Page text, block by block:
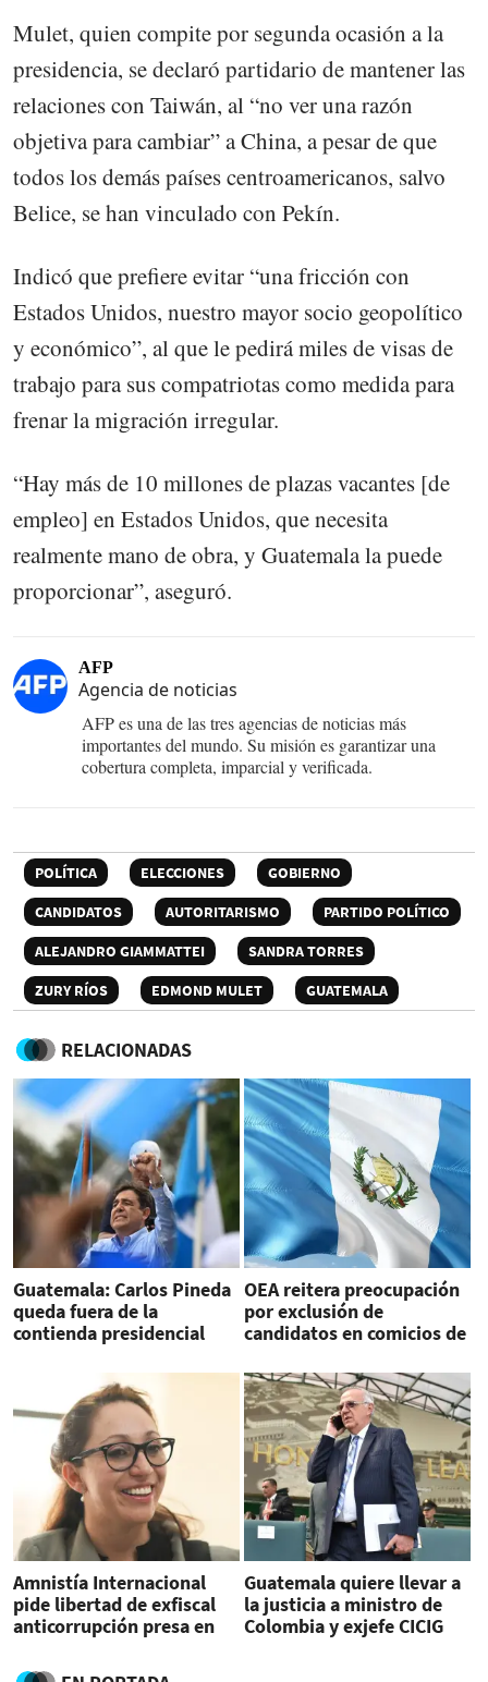
Mulet, quien compite por segunda ocasión a la
presidencia, se declaró partidario de mantener las
relaciones con Taiwán, al “no ver una razón
objetiva para cambiar” a China, a pesar de que
todos los demás países centroamericanos, salvo
Belice, se han vinculado con Pekín.
Indicó que prefiere evitar “una fricción con
Estados Unidos, nuestro mayor socio geopolítico
y económico”, al que le pedirá miles de visas de
trabajo para sus compatriotas como medida para
frenar la migración irregular.
“Hay más de 10 millones de plazas vacantes [de
empleo] en Estados Unidos, que necesita
realmente mano de obra, y Guatemala la puede
proporcionar”, aseguró.
AFP
Agencia de noticias
AFP es una de las tres agencias de noticias más
importantes del mundo. Su misión es garantizar una
cobertura completa, imparcial y verificada.
POLÍTICA ELECCIONES
GOBIERNO
CANDIDATOS
AUTORITARISMO
PARTIDO POLÍTICO
ALEJANDRO GIAMMATTEI
SANDRA TORRES
ZURY RÍOS
EDMOND MULET GUATEMALA
RELACIONADAS
Guatemala: Carlos Pineda
queda fuera de la
contienda presidencial
OEA reitera preocupación
por exclusión de
candidatos en comicios de
Amnistía Internacional
pide libertad de exfiscal
anticorrupción presa en
Guatemala quiere llevar a
la justicia a ministro de
Colombia y exjefe CICIG